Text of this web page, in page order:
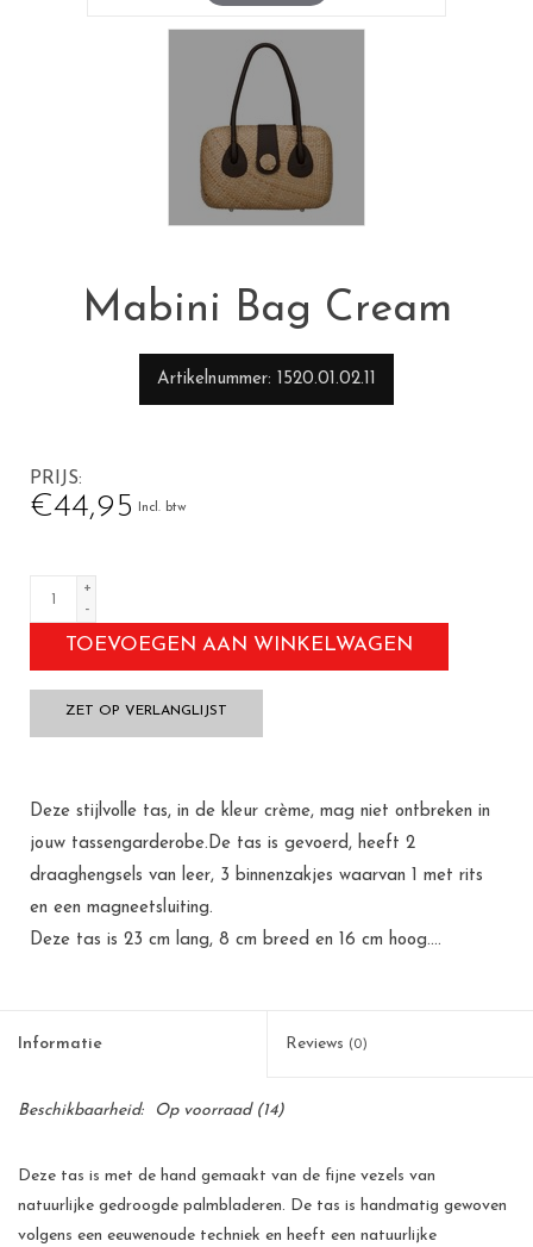
Mabini Bag Cream
Artikelnummer 1520.01.02.11
PRIJS
€44,95 Incl. btw
+
-
TOEVOEGEN AAN WINKELWAGEN
ZET OP VERLANGLIJST
Deze stijlvolle tas, in de kleur crème, mag niet ontbreken in
jouw tassengarderobe.De tas is gevoerd, heeft 2
draaghengsels van leer, 3 binnenzakjes waarvan 1 met rits
en een magneetsluiting.
Deze tas is 23 cm lang, 8 cm breed en 16 cm hoog....
Informatie Reviews (0)
Beschikbaarheid: Op voorraad(14)
Deze tas is met de hand gemaakt van de fijne vezels van
natuurlijke gedroogde palmbladeren. De tas is handmatig gewoven
volgens een eeuwenoude techniek en heeft een natuurlijke